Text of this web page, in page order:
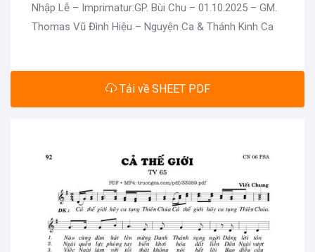
Nhập Lễ – Imprimatur:GP. Bùi Chu – 01.10.2025 – GM.
Thomas Vũ Đình Hiệu – Nguyện Ca & Thánh Kinh Ca
Tải về SHEET PDF